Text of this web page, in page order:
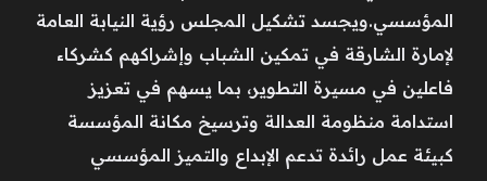
المؤسسي.ويجسد تشكيل المجلس رؤية النيابة العامة
لإمارة الشارقة في تمكين الشباب وإشراكهم كشركاء
فاعلين في مسيرة التطوير، بما يسهم في تعزيز
استدامة منظومة العدالة وترسيخ مكانة المؤسسة
كبيئة عمل رائدة تدعم الإبداع والتميز المؤسسي